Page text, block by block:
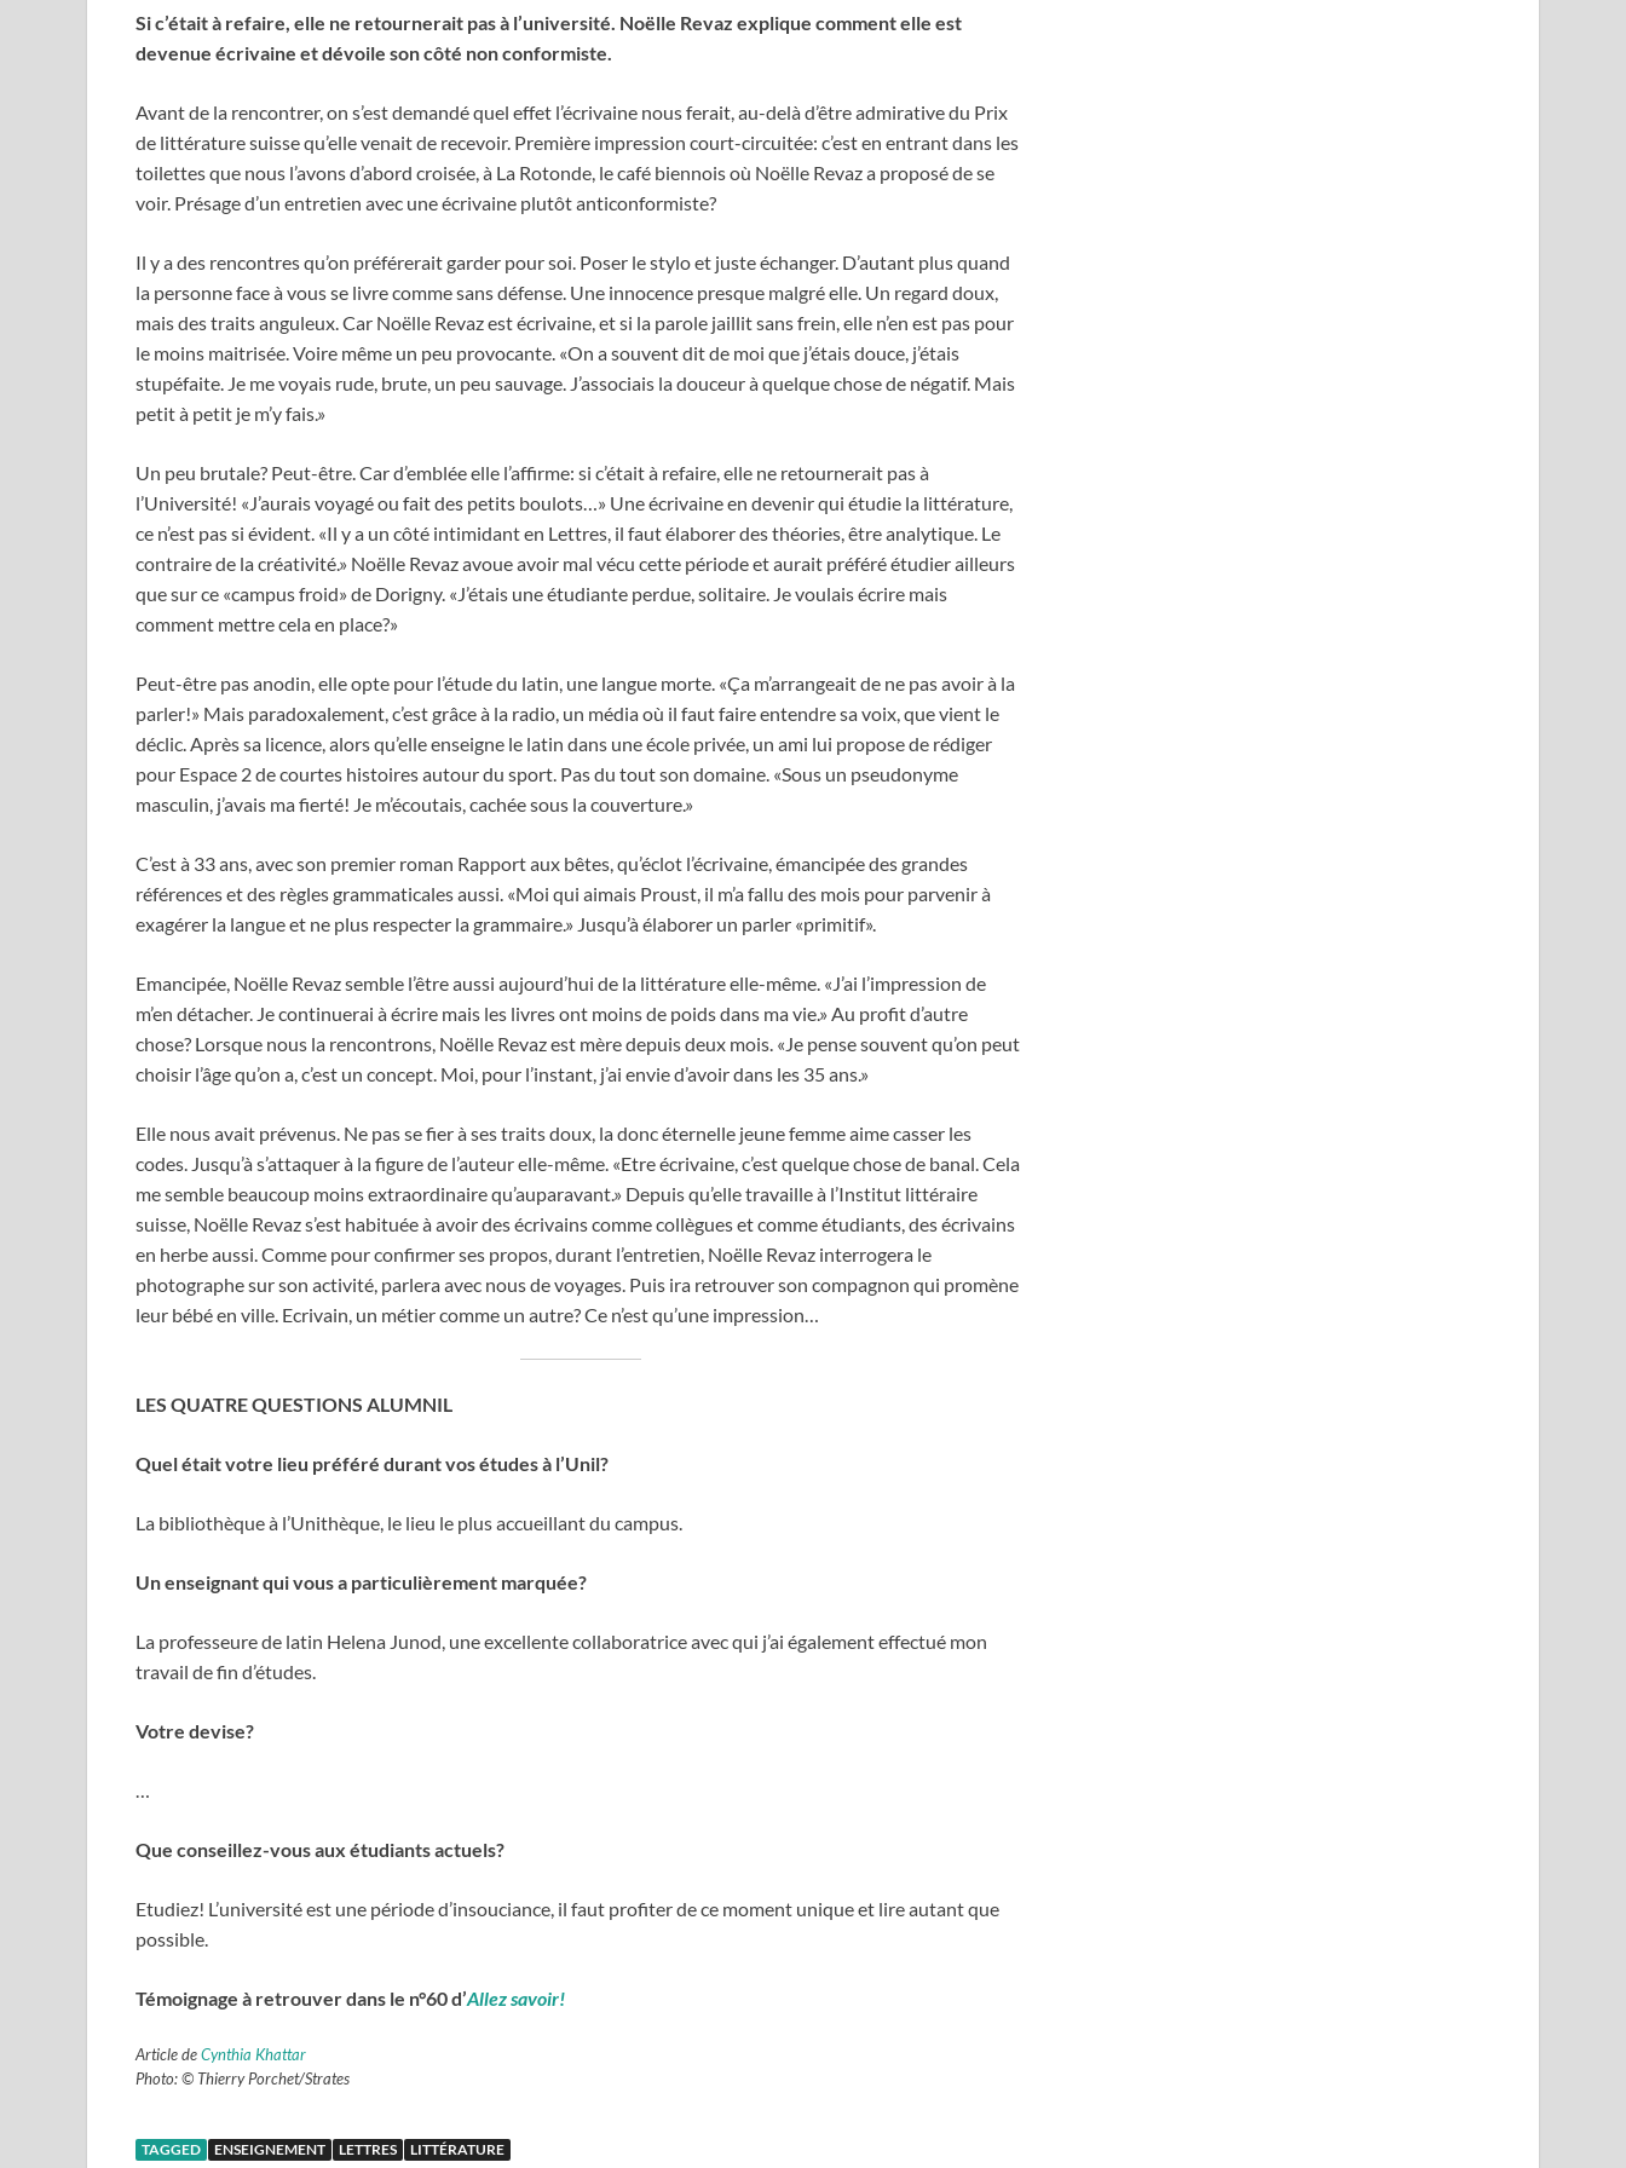
Si c’était à refaire, elle ne retournerait pas à l’université. Noëlle Revaz explique comment elle est
devenue écrivaine et dévoile son côté non conformiste.
Avant de la rencontrer, on s’est demandé quel effet l’écrivaine nous ferait, au-delà d’être admirative du Prix
de littérature suisse qu’elle venait de recevoir. Première impression court-circuitée: c’est en entrant dans les
toilettes que nous l’avons d’abord croisée, à La Rotonde, le café biennois où Noëlle Revaz a proposé de se
voir. Présage d’un entretien avec une écrivaine plutôt anticonformiste?
Il y a des rencontres qu’on préférerait garder pour soi. Poser le stylo et juste échanger. D’autant plus quand
la personne face à vous se livre comme sans défense. Une innocence presque malgré elle. Un regard doux,
mais des traits anguleux. Car Noëlle Revaz est écrivaine, et si la parole jaillit sans frein, elle n’en est pas pour
le moins maitrisée. Voire même un peu provocante. «On a souvent dit de moi que j’étais douce, j’étais
stupéfaite. Je me voyais rude, brute, un peu sauvage. J’associais la douceur à quelque chose de négatif. Mais
petit à petit je m’y fais.»
Un peu brutale? Peut-être. Car d’emblée elle l’affirme: si c’était à refaire, elle ne retournerait pas à
l’Université! «J’aurais voyagé ou fait des petits boulots…» Une écrivaine en devenir qui étudie la littérature,
ce n’est pas si évident. «Il y a un côté intimidant en Lettres, il faut élaborer des théories, être analytique. Le
contraire de la créativité.» Noëlle Revaz avoue avoir mal vécu cette période et aurait préféré étudier ailleurs
que sur ce «campus froid» de Dorigny. «J’étais une étudiante perdue, solitaire. Je voulais écrire mais
comment mettre cela en place?»
Peut-être pas anodin, elle opte pour l’étude du latin, une langue morte. «Ça m’arrangeait de ne pas avoir à la
parler!» Mais paradoxalement, c’est grâce à la radio, un média où il faut faire entendre sa voix, que vient le
déclic. Après sa licence, alors qu’elle enseigne le latin dans une école privée, un ami lui propose de rédiger
pour Espace 2 de courtes histoires autour du sport. Pas du tout son domaine. «Sous un pseudonyme
masculin, j’avais ma fierté! Je m’écoutais, cachée sous la couverture.»
C’est à 33 ans, avec son premier roman Rapport aux bêtes, qu’éclot l’écrivaine, émancipée des grandes
références et des règles grammaticales aussi. «Moi qui aimais Proust, il m’a fallu des mois pour parvenir à
exagérer la langue et ne plus respecter la grammaire.» Jusqu’à élaborer un parler «primitif».
Emancipée, Noëlle Revaz semble l’être aussi aujourd’hui de la littérature elle-même. «J’ai l’impression de
m’en détacher. Je continuerai à écrire mais les livres ont moins de poids dans ma vie.» Au profit d’autre
chose? Lorsque nous la rencontrons, Noëlle Revaz est mère depuis deux mois. «Je pense souvent qu’on peut
choisir l’âge qu’on a, c’est un concept. Moi, pour l’instant, j’ai envie d’avoir dans les 35 ans.»
Elle nous avait prévenus. Ne pas se fier à ses traits doux, la donc éternelle jeune femme aime casser les
codes. Jusqu’à s’attaquer à la figure de l’auteur elle-même. «Etre écrivaine, c’est quelque chose de banal. Cela
me semble beaucoup moins extraordinaire qu’auparavant.» Depuis qu’elle travaille à l’Institut littéraire
suisse, Noëlle Revaz s’est habituée à avoir des écrivains comme collègues et comme étudiants, des écrivains
en herbe aussi. Comme pour confirmer ses propos, durant l’entretien, Noëlle Revaz interrogera le
photographe sur son activité, parlera avec nous de voyages. Puis ira retrouver son compagnon qui promène
leur bébé en ville. Ecrivain, un métier comme un autre? Ce n’est qu’une impression…
LES QUATRE QUESTIONS ALUMNIL
Quel était votre lieu préféré durant vos études à l’Unil?
La bibliothèque à l’Unithèque, le lieu le plus accueillant du campus.
Un enseignant qui vous a particulièrement marquée?
La professeure de latin Helena Junod, une excellente collaboratrice avec qui j’ai également effectué mon
travail de fin d’études.
Votre devise?
Que conseillez-vous aux étudiants actuels?
Etudiez! L’université est une période d’insouciance, il faut profiter de ce moment unique et lire autant que
possible.
Témoignage à retrouver dans le n°60 d’Allez savoir!
Article deCynthia Khattar
Photo: © Thierry Porchet/Strates
TAGGED ENSEIGNEMENT LETTRES LITTÉRATURE